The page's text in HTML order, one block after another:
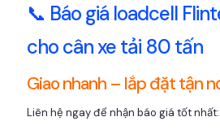
📞 Báo giá loadcell
cho cân xe tải 80 tấn
Giao nhanh – lắp đặt tận
Liên hệ ngay để nhận báo giá tốt nhất: